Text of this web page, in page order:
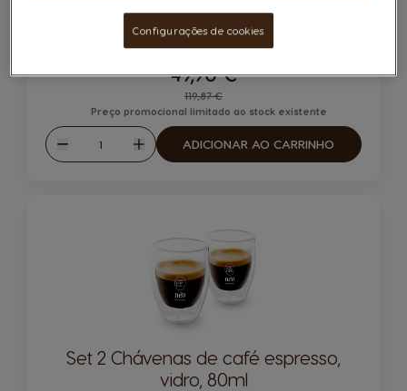
Regular Price
119,87 €
49,90 €
Preço promocional limitado ao stock existente
Reduzir
Quantidade
Aumentar
ADICIONAR AO CARRINHO
Set 2 Chávenas de café espresso,
vidro, 80ml
Configurações de cookies